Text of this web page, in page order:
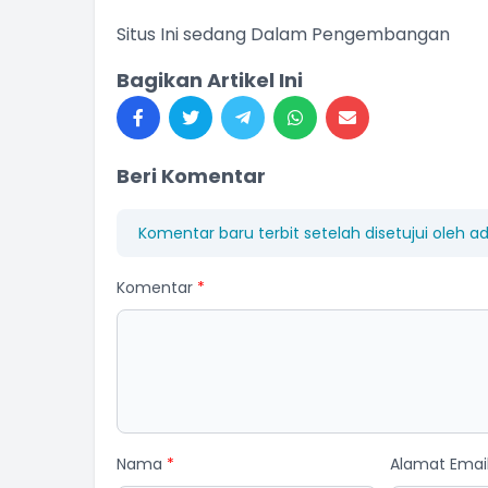
Situs Ini sedang Dalam Pengembangan
Bagikan Artikel Ini
Beri Komentar
Komentar baru terbit setelah disetujui oleh
Komentar *
Nama * Alamat Email